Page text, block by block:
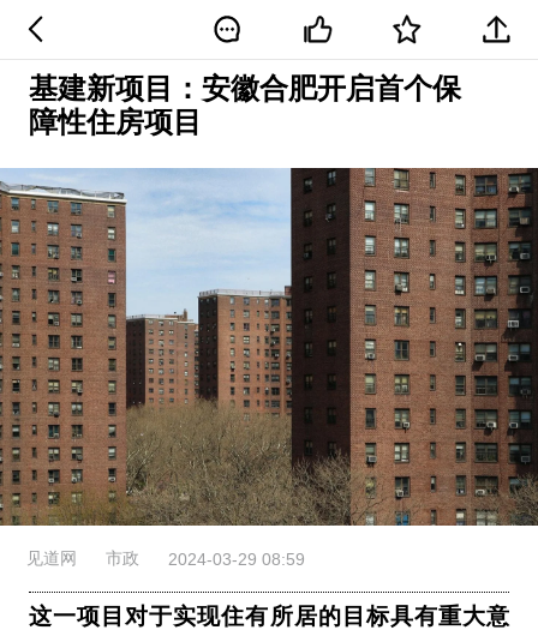
基建新项目：安徽合肥开启首个保
障性住房项目
见道网 市政 2024-03-29 08:59
这一项目对于实现住有所居的目标具有重大意